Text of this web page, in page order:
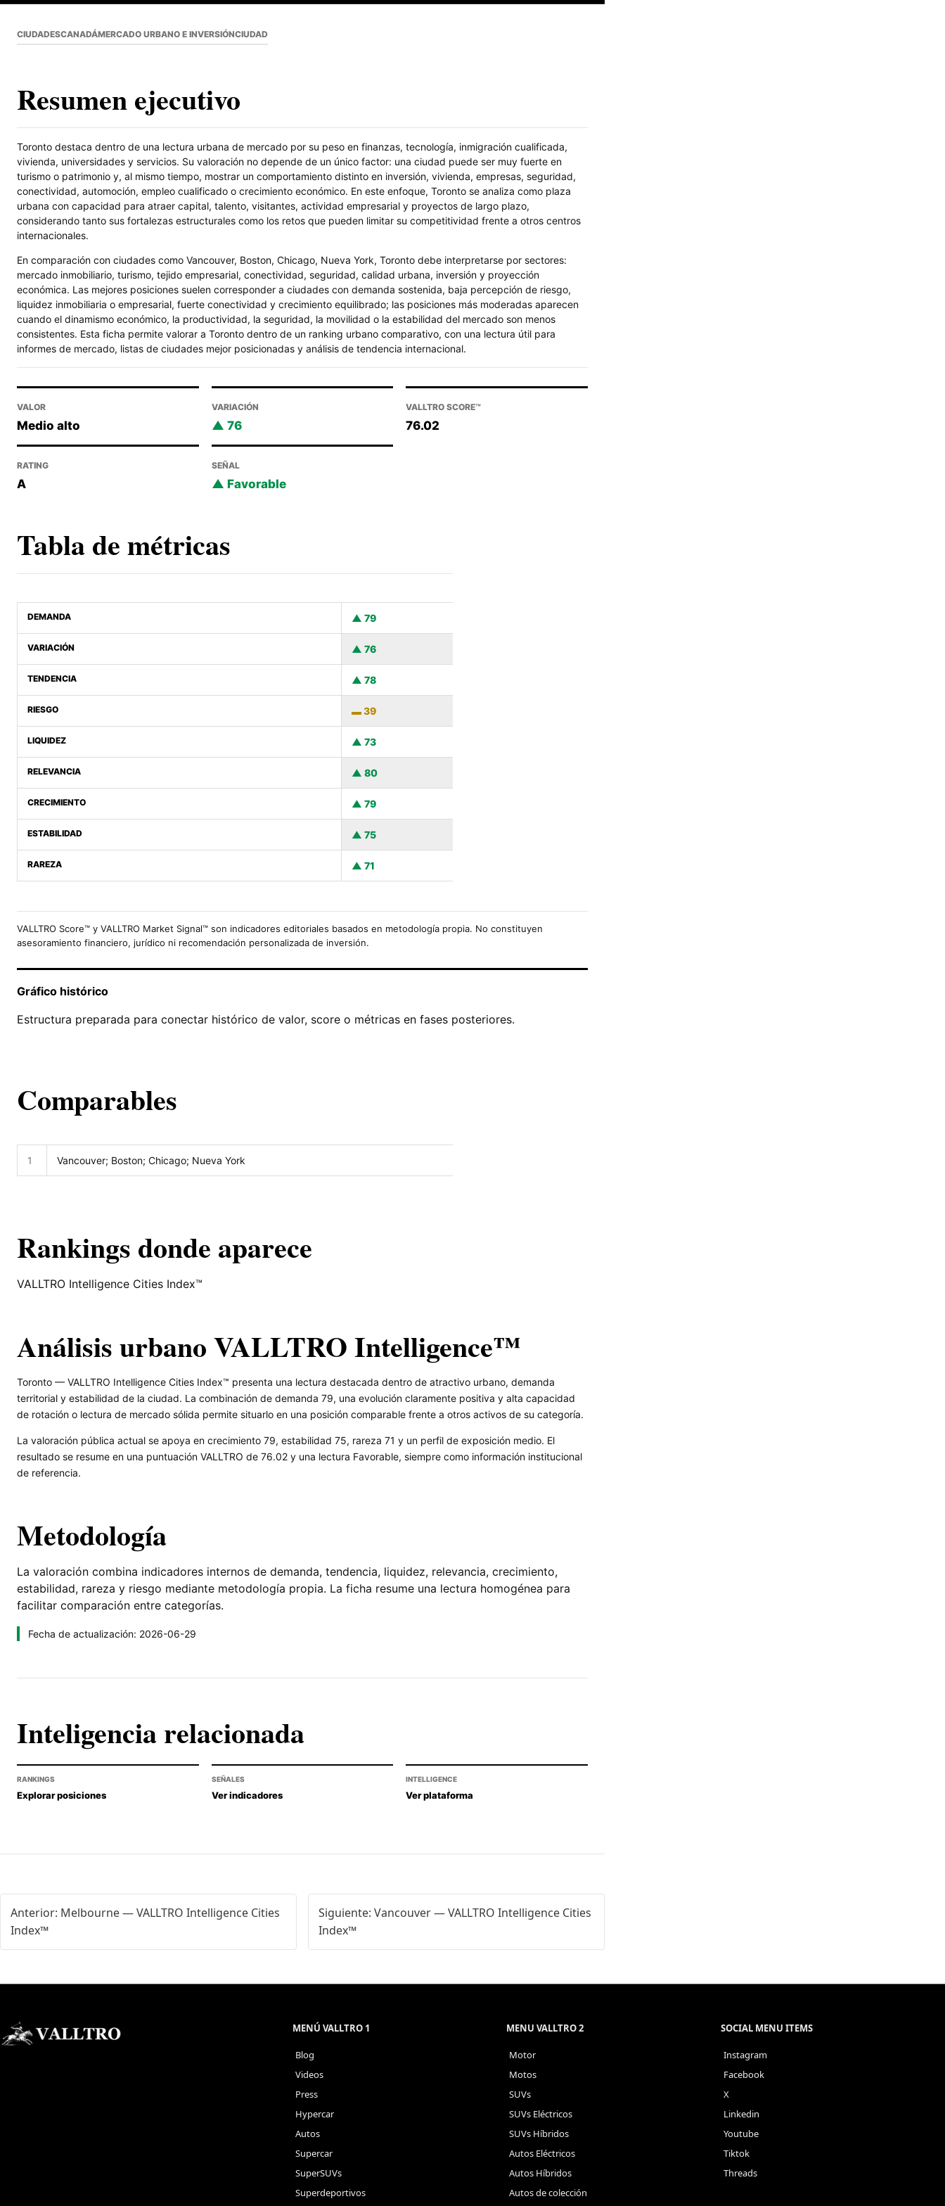
CIUDADESCANADÁMERCADO URBANO E INVERSIÓNCIUDAD
Resumen ejecutivo
Toronto destaca dentro de una lectura urbana de mercado por su peso en finanzas, tecnología, inmigración cualificada,
vivienda, universidades y servicios. Su valoración no depende de un único factor: una ciudad puede ser muy fuerte en
turismo o patrimonio y, al mismo tiempo, mostrar un comportamiento distinto en inversión, vivienda, empresas, seguridad,
conectividad, automoción, empleo cualificado o crecimiento económico. En este enfoque, Toronto se analiza como plaza
urbana con capacidad para atraer capital, talento, visitantes, actividad empresarial y proyectos de largo plazo,
considerando tanto sus fortalezas estructurales como los retos que pueden limitar su competitividad frente a otros centros
internacionales.
En comparación con ciudades como Vancouver, Boston, Chicago, Nueva York, Toronto debe interpretarse por sectores:
mercado inmobiliario, turismo, tejido empresarial, conectividad, seguridad, calidad urbana, inversión y proyección
económica. Las mejores posiciones suelen corresponder a ciudades con demanda sostenida, baja percepción de riesgo,
liquidez inmobiliaria o empresarial, fuerte conectividad y crecimiento equilibrado; las posiciones más moderadas aparecen
cuando el dinamismo económico, la productividad, la seguridad, la movilidad o la estabilidad del mercado son menos
consistentes. Esta ficha permite valorar a Toronto dentro de un ranking urbano comparativo, con una lectura útil para
informes de mercado, listas de ciudades mejor posicionadas y análisis de tendencia internacional.
VALOR
Medio alto
VARIACIÓN
76
VALLTRO SCORE™
76.02
RATING
A
SEÑAL
Favorable
Tabla de métricas
DEMANDA 79
VARIACIÓN 76
TENDENCIA 78
RIESGO 39
LIQUIDEZ 73
RELEVANCIA 80
CRECIMIENTO 79
ESTABILIDAD 75
RAREZA 71
VALLTRO Score™ y VALLTRO Market Signal™ son indicadores editoriales basados en metodología propia. No constituyen
asesoramiento financiero, jurídico ni recomendación personalizada de inversión.
Gráfico histórico
Estructura preparada para conectar histórico de valor, score o métricas en fases posteriores.
Comparables
1 Vancouver; Boston; Chicago; Nueva York
Rankings donde aparece
VALLTRO Intelligence Cities Index™
Análisis urbano VALLTRO Intelligence™
Toronto — VALLTRO Intelligence Cities Index™ presenta una lectura destacada dentro de atractivo urbano, demanda
territorial y estabilidad de la ciudad. La combinación de demanda 79, una evolución claramente positiva y alta capacidad
de rotación o lectura de mercado sólida permite situarlo en una posición comparable frente a otros activos de su categoría.
La valoración pública actual se apoya en crecimiento 79, estabilidad 75, rareza 71 y un perfil de exposición medio. El
resultado se resume en una puntuación VALLTRO de 76.02 y una lectura Favorable, siempre como información institucional
de referencia.
Metodología
La valoración combina indicadores internos de demanda, tendencia, liquidez, relevancia, crecimiento,
estabilidad, rareza y riesgo mediante metodología propia. La ficha resume una lectura homogénea para
facilitar comparación entre categorías.
Fecha de actualización: 2026-06-29
Inteligencia relacionada
RANKINGS
Explorar posiciones
SEÑALES
Ver indicadores
INTELLIGENCE
Ver plataforma
Anterior: Melbourne — VALLTRO Intelligence Cities
Index™
Siguiente: Vancouver — VALLTRO Intelligence Cities
Index™
MENÚ VALLTRO 1
Blog
Videos
Press
Hypercar
Autos
Supercar
SuperSUVs
Superdeportivos
MENU VALLTRO 2
Motor
Motos
SUVs
SUVs Eléctricos
SUVs Híbridos
Autos Eléctricos
Autos Híbridos
Autos de colección
SOCIAL MENU ITEMS
Instagram
Facebook
X
Linkedin
Youtube
Tiktok
Threads